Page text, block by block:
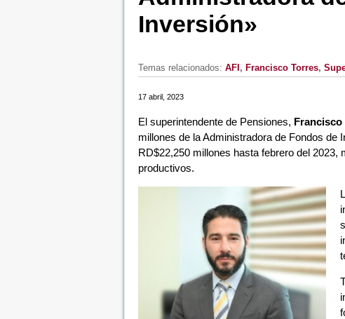
Inversión»
Temas relacionados: AFI , Francisco Torres,
17 abril, 2023
El superintendente de Pensiones, Francisco
millones de la Administradora de Fondos de
RD$22,250 millones hasta febrero del
productivos.